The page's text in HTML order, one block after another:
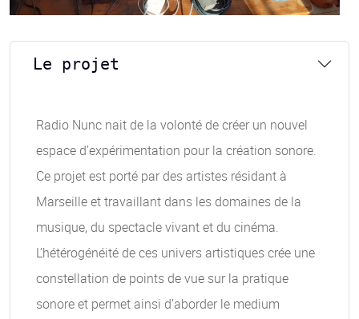
Le projet
Radio Nunc nait de la volonté de créer un nouvel
espace d’expérimentation pour la création sonore.
Ce projet est porté par des artistes résidant à
Marseille et travaillant dans les domaines de la
musique, du spectacle vivant et du cinéma.
L’hétérogénéité de ces univers artistiques crée une
constellation de points de vue sur la pratique
sonore et permet ainsi d’aborder le medium